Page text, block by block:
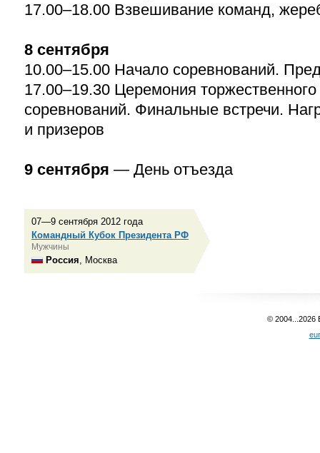
17.00–18.00 Взвешивание команд,
8 сентября
10.00–15.00 Начало соревнований.
17.00–19.30 Церемония
соревнований. Финальные встречи.
и призеров
9 сентября — День отъезда
07—9 сентября 2012 года
Командный Кубок Президента РФ
Мужчины
Россия , Москва
© 2004...2026